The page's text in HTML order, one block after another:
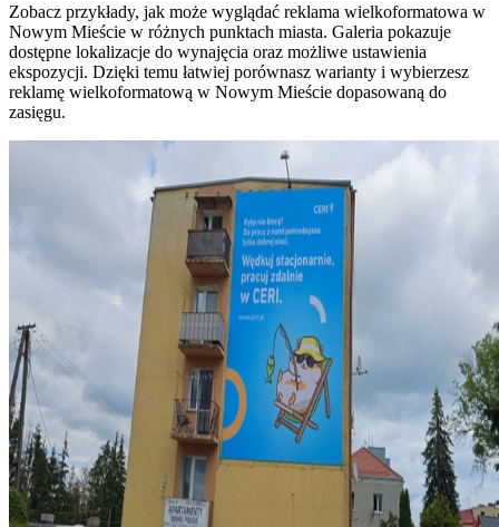
Zobacz przykłady, jak może wyglądać reklama wielkoformatowa w
Nowym Mieście w różnych punktach miasta. Galeria pokazuje
dostępne lokalizacje do wynajęcia oraz możliwe ustawienia
ekspozycji. Dzięki temu łatwiej porównasz warianty i wybierzesz
reklamę wielkoformatową w Nowym Mieście dopasowaną do
zasięgu.